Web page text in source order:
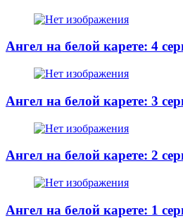
Ангел на белой карете: 4
Ангел на белой карете: 3
Ангел на белой карете: 2
Ангел на белой карете: 1